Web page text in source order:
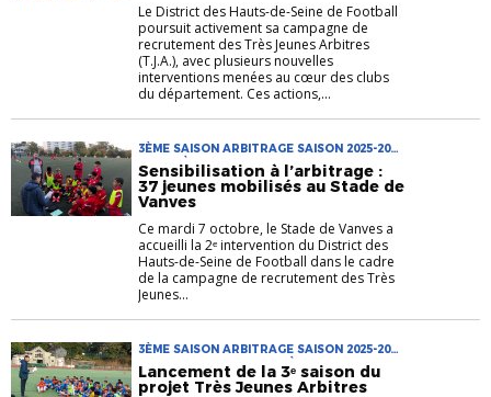
Le District des Hauts-de-Seine de Football
poursuit activement sa campagne de
recrutement des Très Jeunes Arbitres
(T.J.A.), avec plusieurs nouvelles
interventions menées au cœur des clubs
du département. Ces actions,...
3ÈME SAISON ARBITRAGE SAISON 2025-2026
TJA TRÈS JEUNES ARBITRES
Sensibilisation à l’arbitrage :
37 jeunes mobilisés au Stade de
Vanves
Ce mardi 7 octobre, le Stade de Vanves a
accueilli la 2ᵉ intervention du District des
Hauts-de-Seine de Football dans le cadre
de la campagne de recrutement des Très
Jeunes...
3ÈME SAISON ARBITRAGE SAISON 2025-2026
SENSIBILISATION TJA TRÈS JEUNES
ARBITRES
Lancement de la 3ᵉ saison du
projet Très Jeunes Arbitres